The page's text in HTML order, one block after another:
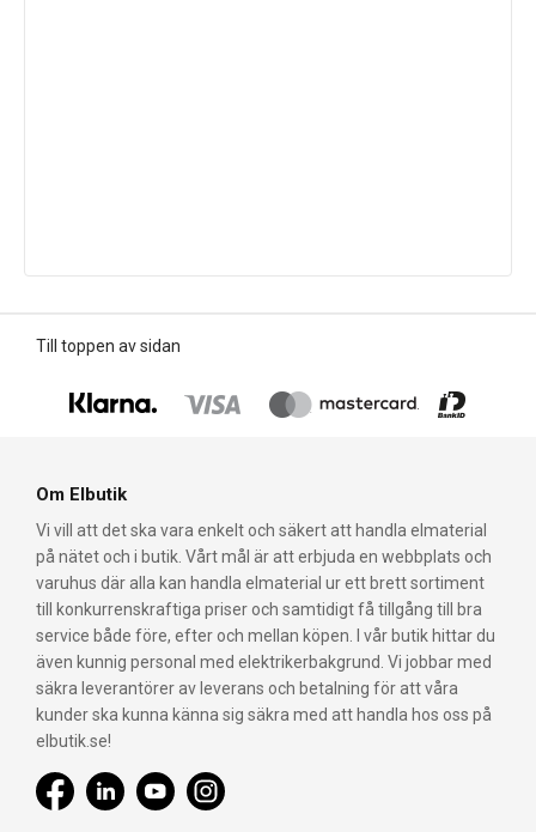
Till toppen av sidan
Om Elbutik
Vi vill att det ska vara enkelt och säkert att handla elmaterial
på nätet och i butik. Vårt mål är att erbjuda en webbplats och
varuhus där alla kan handla elmaterial ur ett brett sortiment
till konkurrenskraftiga priser och samtidigt få tillgång till bra
service både före, efter och mellan köpen. I vår butik hittar du
även kunnig personal med elektrikerbakgrund. Vi jobbar med
säkra leverantörer av leverans och betalning för att våra
kunder ska kunna känna sig säkra med att handla hos oss på
elbutik.se!